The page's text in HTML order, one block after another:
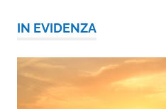
IN EVIDENZA